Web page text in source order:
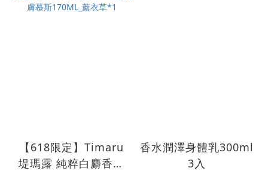
【618限定】Timaru
堤瑪露 純粹白麝香舒
香水潤澤身體乳300ml
3入